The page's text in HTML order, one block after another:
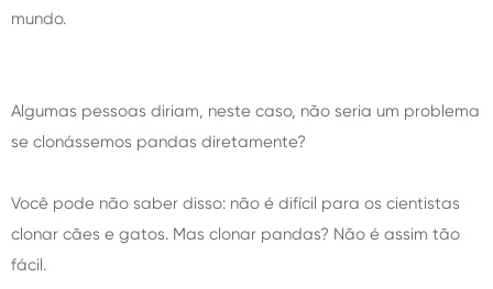
mundo.
Algumas pessoas diriam, neste caso, não seria um problema
se clonássemos pandas diretamente?
Você pode não saber disso: não é difícil para os cientistas
clonar cães e gatos. Mas clonar pandas? Não é assim tão
fácil.